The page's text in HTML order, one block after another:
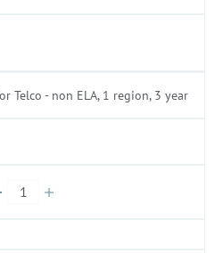
Telco - non ELA, 1 region, 3 year